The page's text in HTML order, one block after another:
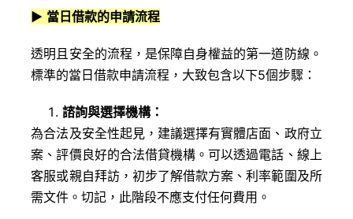
▶ 當日借款的申請流程
透明且安全的流程，是保障自身權益的第一道防線。
標準的當日借款申請流程，大致包含以下5個步驟：
諮詢與選擇機構：
為合法及安全性起見，建議選擇有實體店面、政府立
案、評價良好的合法借貸機構。可以透過電話、線上
客服或親自拜訪，初步了解借款方案、利率範圍及所
需文件。切記，此階段不應支付任何費用。